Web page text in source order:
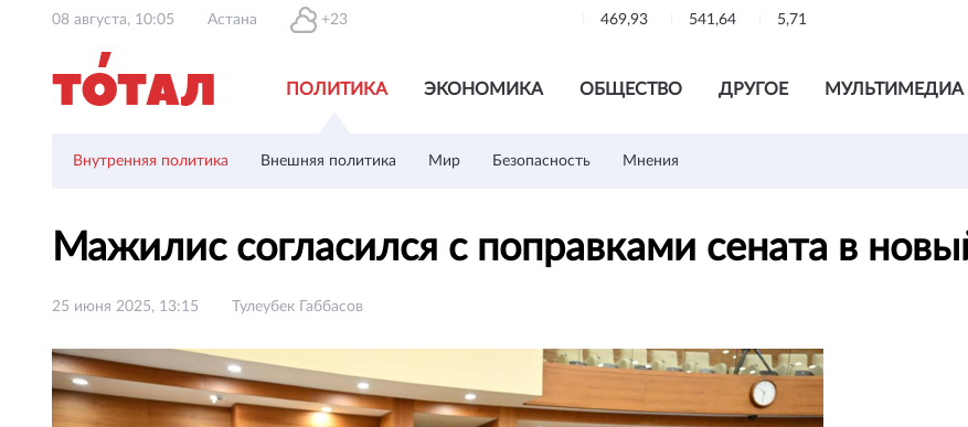
08 августа, 10:05 Астана +23 469,93 541,64 5,71
ПОЛИТИКА ЭКОНОМИКА ОБЩЕСТВО ДРУГОЕ МУЛЬТИМЕДИА
Внутренняя политика Внешняя политика Мир Безопасность Мнения
Мажилис согласился с поправками сената в
25 июня 2025, 13:15 Тулеубек Габбасов